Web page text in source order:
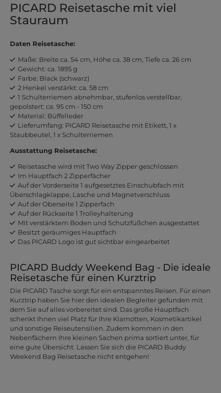
PICARD Reisetasche mit viel
Stauraum
Daten Reisetasche:
Maße: Breite ca. 54 cm, Höhe ca. 38 cm, Tiefe ca. 26 cm
Gewicht: ca. 1895 g
Farbe: Black (schwarz)
2 Henkel verstärkt: ca. 58 cm
1 Schulterriemen abnehmbar, stufenlos verstellbar,
gepolstert: ca. 95 cm - 150 cm
Material: Büffelleder
Lieferumfang: PICARD Reisetasche mit Etikett, 1 x
Staubbeutel, 1 x Schulterriemen
Ausstattung Reisetasche:
Reisetasche wird mit Two Way Zipper geschlossen
Im Hauptfach 2 Zipperfächer
Auf der Vorderseite 1 aufgesetztes Einschubfach mit
Überschlagklappe, Lasche und Magnetverschluss
Auf der Oberseite 1 Zipperfach
Auf der Rückseite 1 Trolleyhalterung
Mit verstärktem Boden und Schutzfüßchen ausgestattet
Besitzt geräumiges Hauptfach
Das PICARD Logo ist gut sichtbar eingearbeitet
PICARD Buddy Weekend Bag - Die ideale
Reisetasche für einen Kurztrip
Die PICARD Tasche sorgt für ein entspanntes Reisen. Für einen
Kurztrip haben Sie hier den idealen Begleiter gefunden mit
dem Sie auf alles vorbereitet sind. Das große Hauptfach
schenkt Ihnen viel Platz für Ihre Klamotten, Kosmetikartikel
und sonstige Reiseutensilien. Zudem kommen in den
Nebenfächern Ihre kleinen Sachen prima sortiert unter, für
eine gute Übersicht. Lassen Sie sich die PICARD Buddy
Weekend Bag Reisetasche nicht entgehen!